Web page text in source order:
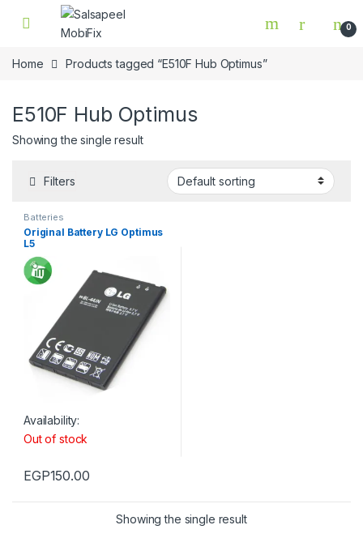
Skip to navigation
Skip to content
0
Home Products tagged “E510F Hub Optimus”
E510F Hub Optimus
Showing the single result
Filters
Batteries
Original Battery LG Optimus
L5
Availability:
Out of stock
EGP150.00
Showing the single result